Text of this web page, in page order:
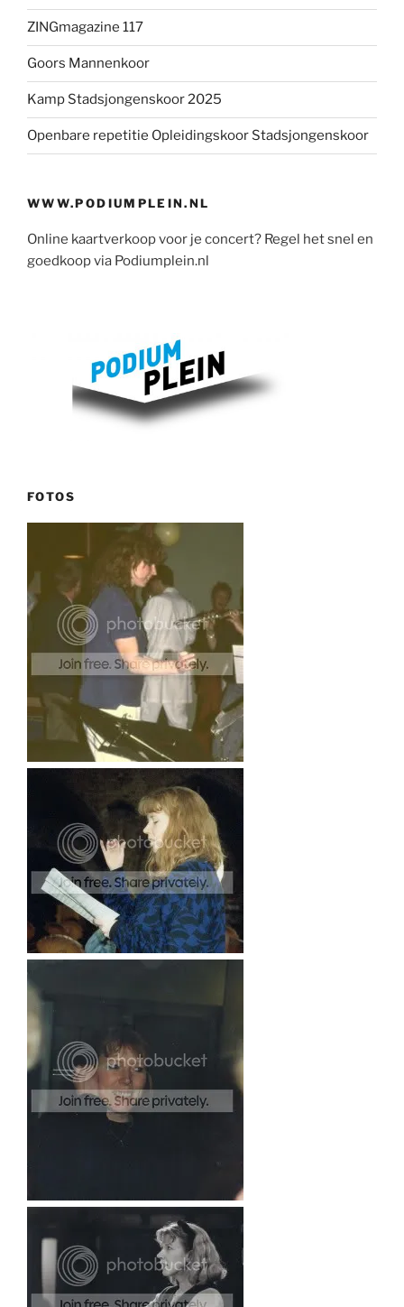
ZINGmagazine 117
Goors Mannenkoor
Kamp Stadsjongenskoor 2025
Openbare repetitie Opleidingskoor Stadsjongenskoor
WWW.PODIUMPLEIN.NL
Online kaartverkoop voor je concert? Regel het snel en
goedkoop via Podiumplein.nl
FOTOS